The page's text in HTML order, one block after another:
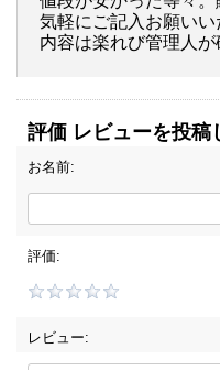
気軽にご記入お願い
内容は楽れび管理人が
評価 レビューを投稿
お名前:
評価:
レビュー: